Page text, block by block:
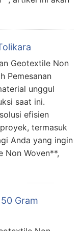
Geotextile Non
Pemesanan
unggul
saat ini.
efisien
termasuk
Anda yang ingin
Non Woven**,
Gram